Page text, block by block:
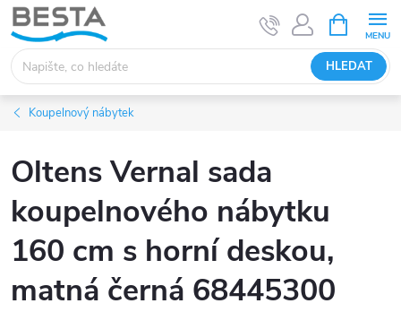
Přejít
na
obsah
HLEDAT
NÁKUPNÍ
KOŠÍK
Koupelnový nábytek
Oltens Vernal sada
koupelnového nábytku
160 cm s horní deskou,
matná černá 68445300